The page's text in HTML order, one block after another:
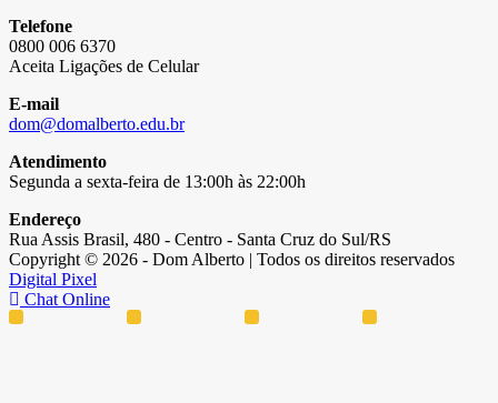
Telefone
0800 006 6370
Aceita Ligações de Celular
E-mail
dom@domalberto.edu.br
Atendimento
Segunda a sexta-feira de 13:00h às 22:00h
Endereço
Rua Assis Brasil, 480 - Centro - Santa Cruz do Sul/RS
Copyright © 2026 - Dom Alberto | Todos os direitos reservados
Digital Pixel
Chat Online